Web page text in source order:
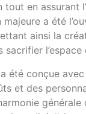
tout en assurant
a été
ainsi la
sacrifier
été conçue
et des
générale